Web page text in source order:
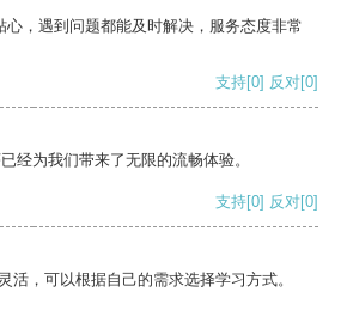
心，遇到问题都能及时解决，服务态度非常
支持[0] 反对[0]
经为我们带来了无限的流畅体验。
支持[0] 反对[0]
活，可以根据自己的需求选择学习方式。